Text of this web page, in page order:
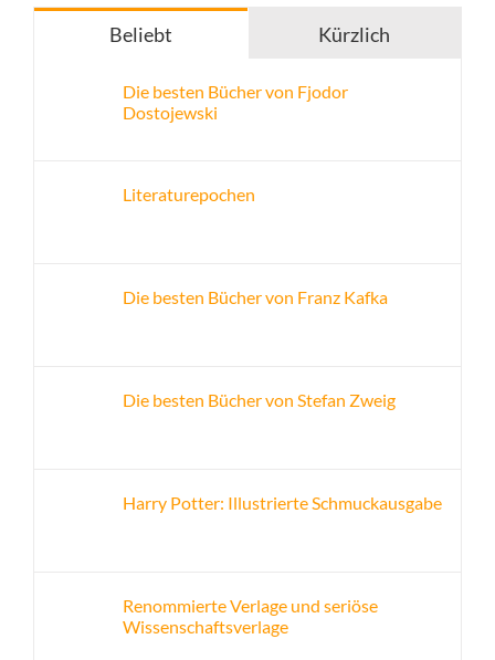
Beliebt Kürzlich
Die besten Bücher von Fjodor
Dostojewski
Literaturepochen
Die besten Bücher von Franz Kafka
Die besten Bücher von Stefan Zweig
Harry Potter: Illustrierte Schmuckausgabe
Renommierte Verlage und seriöse
Wissenschaftsverlage